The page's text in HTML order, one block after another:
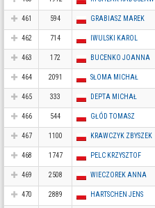
461 594 GRABIASZ MAREK
462 714 IWULSKI KAROL
463 172 BUCENKO JOANNA
464 2091 SŁOMA MICHAŁ
465 333 DEPTA MICHAŁ
466 544 GŁÓD TOMASZ
467 1100 KRAWCZYK ZBYSZEK
468 1747 PELC KRZYSZTOF
469 2508 WIECZOREK ANNA
470 2889 HARTSCHEN JENS